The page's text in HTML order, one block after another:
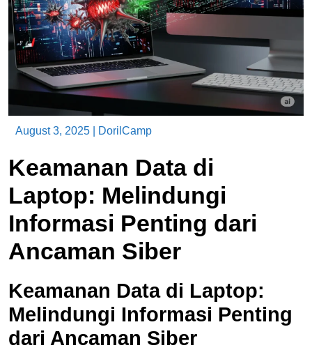
August 3, 2025 DorilCamp
Keamanan Data di
Laptop: Melindungi
Informasi Penting dari
Ancaman Siber
Keamanan Data di Laptop:
Melindungi Informasi Penting
dari Ancaman Siber